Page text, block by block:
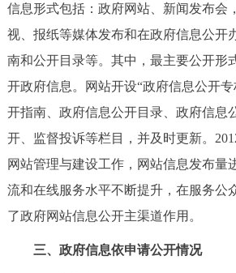
信息形式包括：政府网站、新闻发布会
视、报纸等媒体发布和在政府信息公开
南和公开目录等。其中，最主要公开形
开政府信息。网站开设“政府信息公开
开指南、政府信息公开目录、政府信息
开、监督投诉等栏目，并及时更新。
网站管理与建设工作，网站信息发布量
流和在线服务水平不断提升，在服务公
了政府网站信息公开主渠道作用。
三、政府信息依申请公开情况